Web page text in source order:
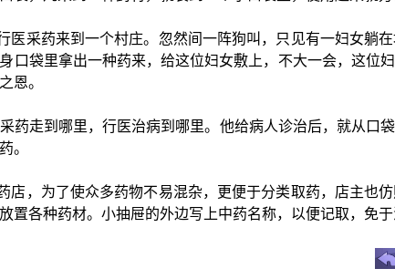
采药来到一个村庄。忽然间一阵狗叫，只见有一妇女躺
口袋里拿出一种药来，给这位妇女敷上，不大一会，这位
恩。
走到哪里，行医治病到哪里。他给病人诊治后，就从口
。
，为了使众多药物不易混杂，更便于分类取药，店主也
置各种药材。小抽屉的外边写上中药名称，以便记取，免